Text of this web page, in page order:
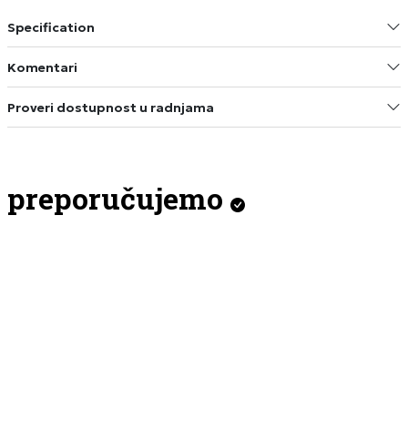
Specification
Komentari
Proveri dostupnost u radnjama
preporučujemo